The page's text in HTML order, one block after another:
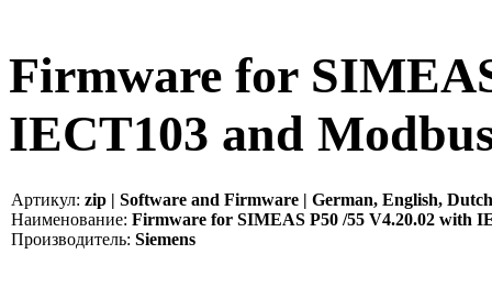
Firmware for
IECT103 and
Артикул: zip | Software and Firmware | German, English,
Наименование: Firmware for SIMEAS P50 /55 V4.20.02 with
Производитель: Siemens